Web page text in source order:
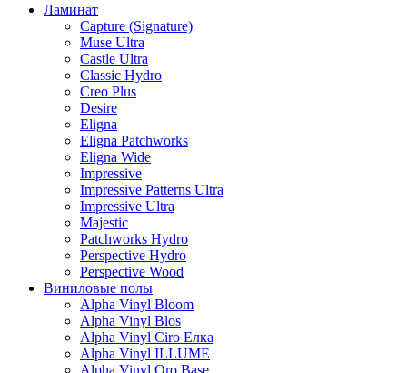
Ламинат
Capture (Signature)
Muse Ultra
Castle Ultra
Classic Hydro
Creo Plus
Desire
Eligna
Eligna Patchworks
Eligna Wide
Impressive
Impressive Patterns Ultra
Impressive Ultra
Majestic
Patchworks Hydro
Perspective Hydro
Perspective Wood
Виниловые полы
Alpha Vinyl Bloom
Alpha Vinyl Blos
Alpha Vinyl Ciro Елка
Alpha Vinyl ILLUME
Alpha Vinyl Oro Base